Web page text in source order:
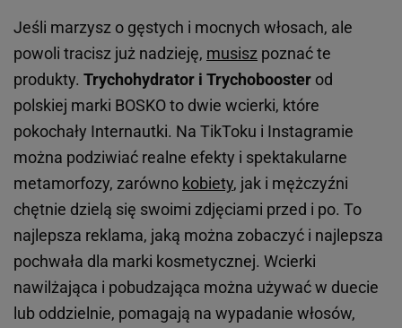
Jeśli marzysz o gęstych i mocnych włosach, ale
powoli tracisz już nadzieję, musisz poznać te
produkty. Trychohydrator i Trychobooster od
polskiej marki BOSKO to dwie wcierki, które
pokochały Internautki. Na TikToku i Instagramie
można podziwiać realne efekty i spektakularne
metamorfozy, zarówno kobiety, jak i mężczyźni
chętnie dzielą się swoimi zdjęciami przed i po. To
najlepsza reklama, jaką można zobaczyć i najlepsza
pochwała dla marki kosmetycznej. Wcierki
nawilżająca i pobudzająca można używać w duecie
lub oddzielnie, pomagają na wypadanie włosów,